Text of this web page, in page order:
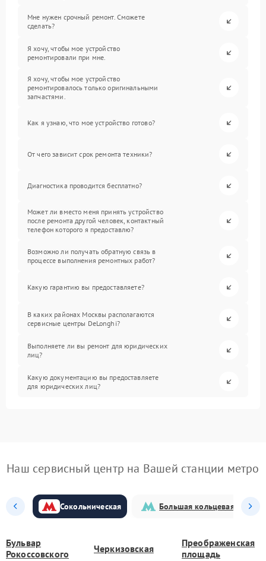
Мне нужен срочный ремонт. Сможете
сделать?
Я хочу, чтобы мое устройство
ремонтировали при мне.
Я хочу, чтобы мое устройство
ремонтировалось только оригинальными
запчастями.
Как я узнаю, что мое устройство готово?
От чего зависит срок ремонта техники?
Диагностика проводится бесплатно?
Может ли вместо меня принять устройство
после ремонта другой человек, контактный
телефон которого я предоставлю?
Возможно ли получать обратную связь в
процессе выполнения ремонтных работ?
Какую гарантию вы предоставляете?
В каких районах Москвы располагаются
сервисные центры DeLonghi?
Выполняете ли вы ремонт для юридических
лиц?
Какую документацию вы предоставляете
для юридических лиц?
Наш сервисный центр на Вашей станции метро
Сокольническая Большая кольцевая
Бульвар
Рокоссовского
Черкизовская
Преображенская
площадь